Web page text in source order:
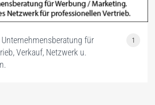
für
Verkauf, Netzwerk u.
1